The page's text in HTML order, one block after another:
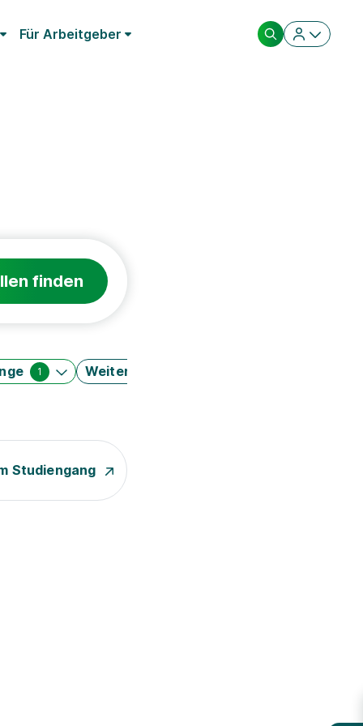
Für Arbeitgeber
finden
1 Weitere Filter
Studiengang